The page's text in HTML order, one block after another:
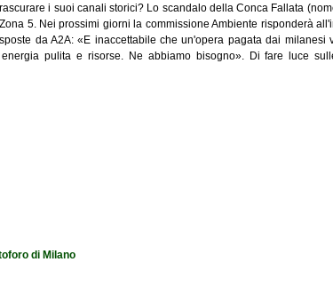
i suoi canali storici? Lo scandalo della Conca Fallata
5. Nei prossimi giorni la commissione Ambiente risponderà
da A2A: «E inaccettabile che un'opera pagata dai milanesi
pulita e risorse. Ne abbiamo bisogno». Di fare luce
di Milano